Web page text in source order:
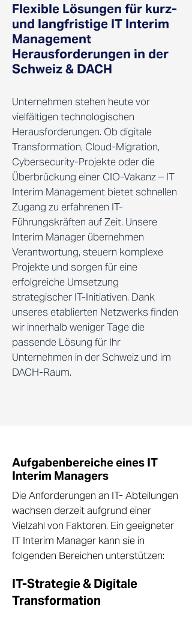
Flexible Lösungen für kurz-
und langfristige IT Interim
Management
Herausforderungen in der
Schweiz & DACH
Unternehmen stehen heute vor
vielfältigen technologischen
Herausforderungen. Ob digitale
Transformation, Cloud-Migration,
Cybersecurity-Projekte oder die
Überbrückung einer CIO-Vakanz – IT
Interim Management bietet schnellen
Zugang zu erfahrenen IT-
Führungskräften auf Zeit. Unsere
Interim Manager übernehmen
Verantwortung, steuern komplexe
Projekte und sorgen für eine
erfolgreiche Umsetzung
strategischer IT-Initiativen. Dank
unseres etablierten Netzwerks finden
wir innerhalb weniger Tage die
passende Lösung für Ihr
Unternehmen in der Schweiz und im
DACH-Raum.
Aufgabenbereiche eines IT
Interim Managers
Die Anforderungen an IT- Abteilungen
wachsen derzeit aufgrund einer
Vielzahl von Faktoren. Ein geeigneter
IT Interim Manager kann sie in
folgenden Bereichen unterstützen:
IT-Strategie & Digitale
Transformation